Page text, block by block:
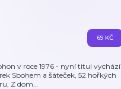
v roce 1976 - nyní titul vychází
Sbohem a šáteček, 52 hořkých
Z dom…
69 KČ